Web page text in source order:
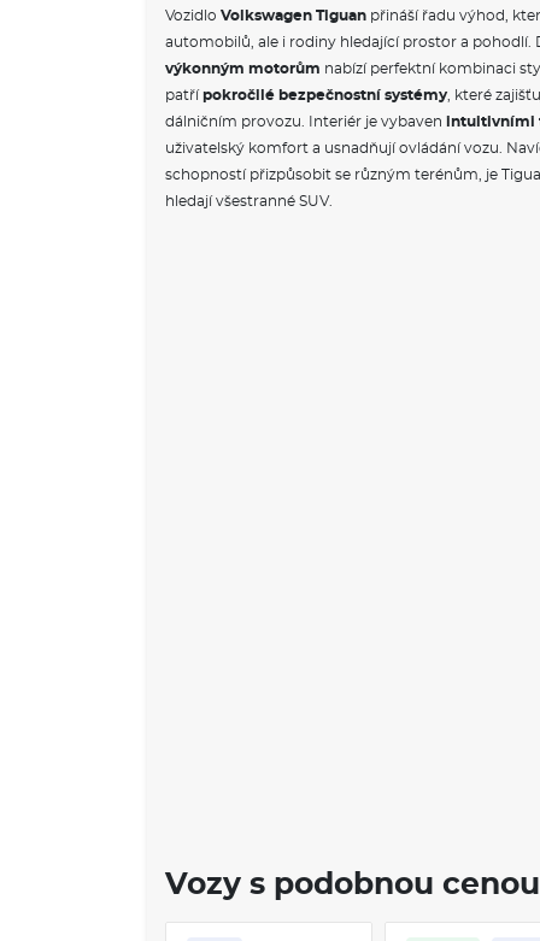
Vozidlo Volkswagen Tiguan přináší řadu výhod,
automobilů, ale i rodiny hledající prostor a pohodlí.
výkonným motorům nabízí perfektní kombinaci
patřípokročilé bezpečnostní systémy , které
dálničním provozu. Interiér je vybaven
intuitivními
uživatelský komfort a usnadňují ovládání vozu.
schopností přizpůsobit se různým terénům, je
hledají všestranné SUV.
Vozy s podobnou cenou